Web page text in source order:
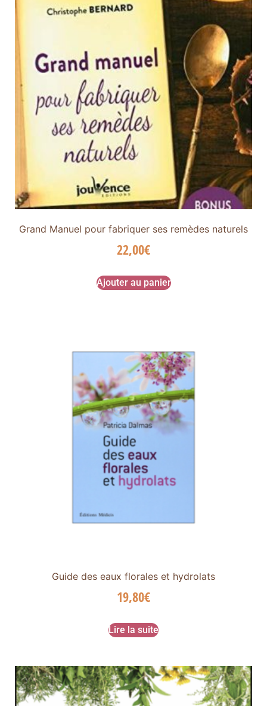
Grand Manuel pour fabriquer ses remèdes naturels
22,00€
Ajouter au panier
Guide des eaux florales et hydrolats
19,80€
Lire la suite